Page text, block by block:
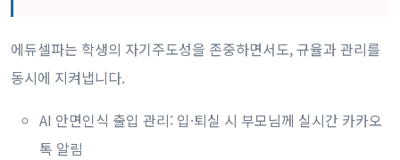
에듀셀파는 학생의 자기주도성을 존중하면서도, 규율과 관리를
동시에 지켜냅니다.
AI 안면인식 출입 관리: 입·퇴실 시 부모님께 실시간 카카오
톡 알림